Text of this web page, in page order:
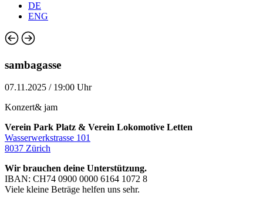
DE
ENG
sambagasse
07.11.2025 / 19:00 Uhr
Konzert& jam
Verein Park Platz & Verein Lokomotive Letten
Wasserwerkstrasse 101
8037 Zürich
Wir brauchen deine Unterstützung.
IBAN: CH74 0900 0000 6164 1072 8
Viele kleine Beträge helfen uns sehr.